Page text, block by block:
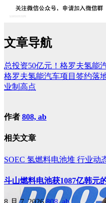
文章导航
总投资50亿元！格罗夫氢能
格罗夫氢能汽车项目签约落
业制高点
作者 808, ab
相关文章
SOEC 氢燃料电池堆 行业动
斗山燃料电池获1087亿韩元